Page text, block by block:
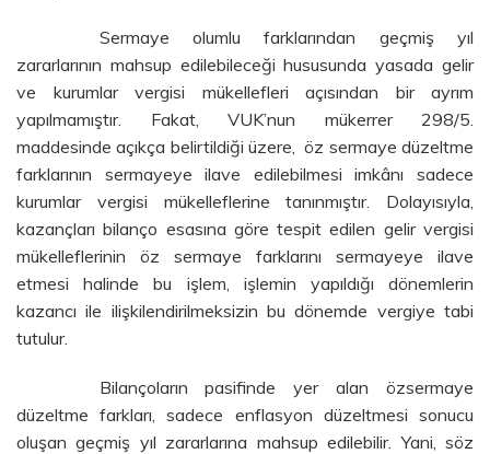
Sermaye olumlu farklarından geçmiş yıl
zararlarının mahsup edilebileceği hususunda yasada gelir
ve kurumlar vergisi mükellefleri açısından bir ayrım
yapılmamıştır.
Fakat, VUK’nun mükerrer 298/5.
maddesinde açıkça belirtildiği üzere, öz sermaye düzeltme
farklarının sermayeye ilave edilebilmesi imkânı sadece
kurumlar vergisi mükelleflerine tanınmıştır. Dolayısıyla,
kazançları bilanço esasına göre tespit edilen gelir vergisi
mükelleflerinin öz sermaye farklarını sermayeye ilave
etmesi halinde bu işlem, işlemin yapıldığı dönemlerin
kazancı ile ilişkilendirilmeksizin bu dönemde vergiye tabi
tutulur.
Bilançoların pasifinde yer alan özsermaye
düzeltme farkları, sadece enflasyon düzeltmesi sonucu
oluşan geçmiş yıl zararlarına mahsup edilebilir. Yani, söz